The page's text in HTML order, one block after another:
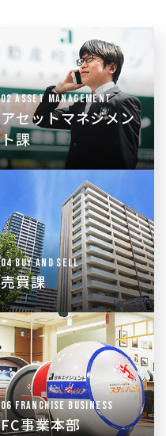
02 ASSET MANAGEMENT
アセットマネジメン
ト課
資産の運用相談や新築
立案など
収益不動産の企画立
案・運用戦略などをト
ータルプランニング
04 BUY AND SELL
売買課
収益不動産や分譲マン
ションを主に、不動産
全般の売買の斡旋・仲
介
06 FRANCHISE BUSINESS
FC事業本部
独自のビジネスモデル
の提供を行い、不動産
業界にイノベーション
を起こす